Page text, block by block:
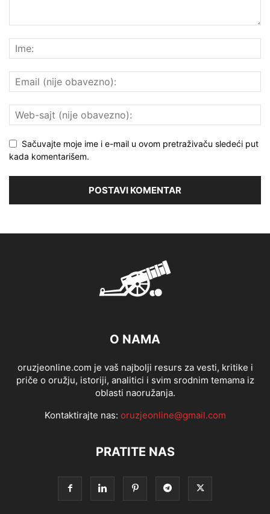
Sačuvajte moje ime i e-mail u ovom pretraživaču sledeći put
kada komentarišem.
O NAMA
oruzjeonline.com je vaš najbolji resurs za vesti, kritike i
priče o oružju, istoriji, analitici i svim srodnim temama iz
oblasti naoružanja.
Kontaktirajte nas: oruzjeonline@gmail.com
PRATITE NAS